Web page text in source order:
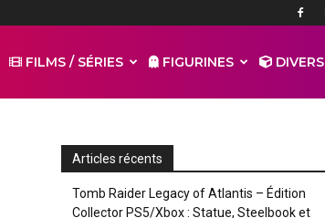
FILMS / SÉRIES FIGURINES DIVERS
Articles récents
Tomb Raider Legacy of Atlantis – Édition
Collector PS5/Xbox : Statue, Steelbook et